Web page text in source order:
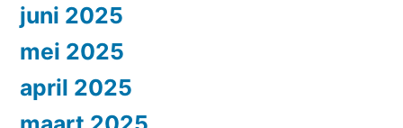
juni 2025
mei 2025
april 2025